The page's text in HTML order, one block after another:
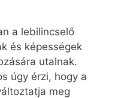
a lebilincselő
és képességek
utalnak.
úgy érzi, hogy a
meg